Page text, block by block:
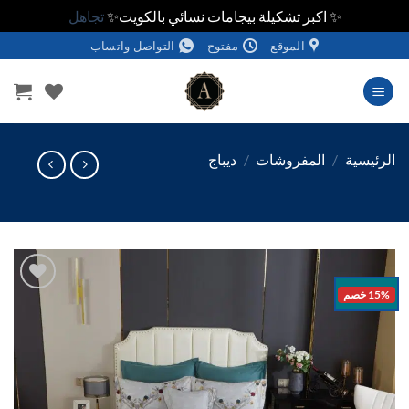
✨ اكبر تشكيلة بيجامات نسائي بالكويت✨تجاهل
الموقع مفتوح التواصل واتساب
/ المفروشات / ديباج
اضف
الي
المفضلة